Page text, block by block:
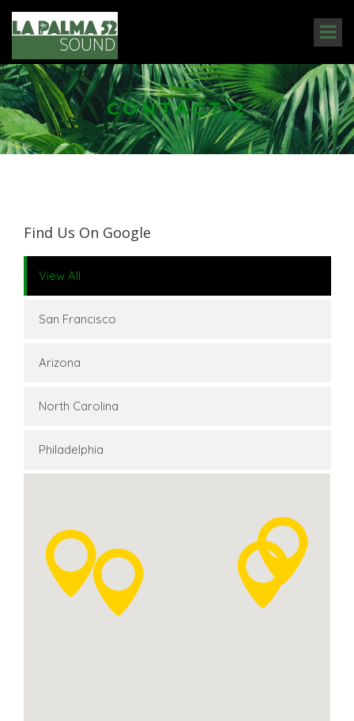
CONTACT 2
Find Us On Google
View All
San Francisco
Arizona
North Carolina
Philadelphia